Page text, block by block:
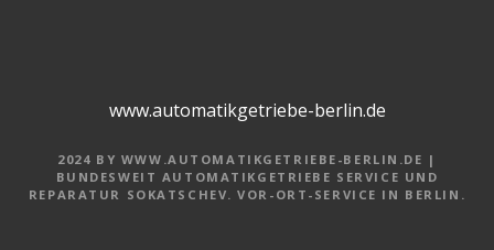
www.automatikgetriebe-berlin.de
2024 BY WWW.AUTOMATIKGETRIEBE-BERLIN.DE |
BUNDESWEIT AUTOMATIKGETRIEBE SERVICE UND
REPARATUR SOKATSCHEV. VOR-ORT-SERVICE IN BERLIN.